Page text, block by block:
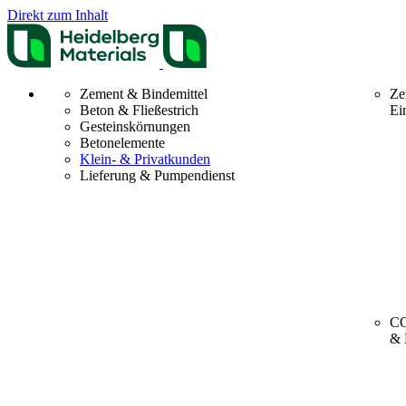
Direkt zum Inhalt
Zement & Bindemittel
Beton & Fließestrich
Gesteinskörnungen
Betonelemente
Klein- & Privatkunden
Lieferung & Pumpendienst
&